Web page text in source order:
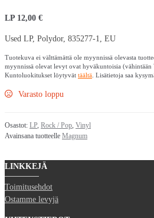
LP 12,00 €
Used LP, Polydor, 835277-1, EU
Tuotekuva ei välttämättä ole myynnissä olevasta
myynnissä olevat levyt ovat hyväkuntoisia
Kuntoluokitukset löytyvät täältä . Lisätietoja saa
Varasto loppu
Osastot: LP, Rock / Pop, Vinyl
Avainsana tuotteelle Magnum
LINKKEJÄ
Toimitusehdot
Ostamme levyjä